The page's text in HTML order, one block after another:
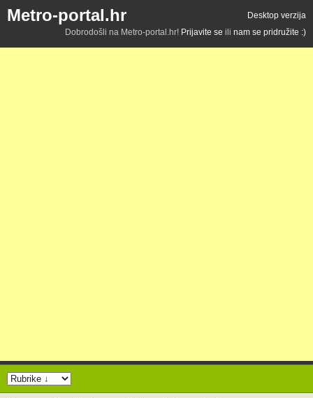
Metro-portal.hr
Desktop verzija
Dobrodošli na Metro-portal.hr! Prijavite se ili nam se pridružite :)